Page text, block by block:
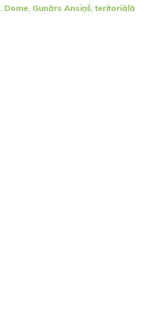
Dome Gunārs Ansiņš ,teritoriālā